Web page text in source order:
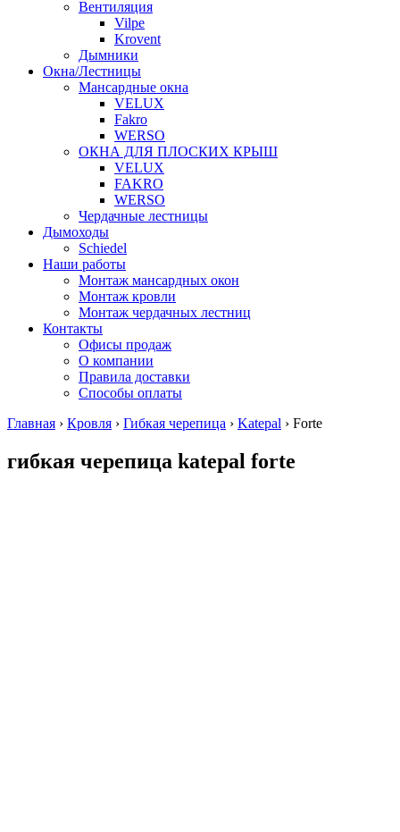
Вентиляция
Vilpe
Krovent
Дымники
Окна/Лестницы
Мансардные окна
VELUX
Fakro
WERSO
ОКНА ДЛЯ ПЛОСКИХ КРЫШ
VELUX
FAKRO
WERSO
Чердачные лестницы
Дымоходы
Schiedel
Наши работы
Монтаж мансардных окон
Монтаж кровли
Монтаж чердачных лестниц
Контакты
Офисы продаж
О компании
Правила доставки
Способы оплаты
Главная › Кровля › Гибкая черепица › Katepal › Forte
гибкая черепица katepal forte